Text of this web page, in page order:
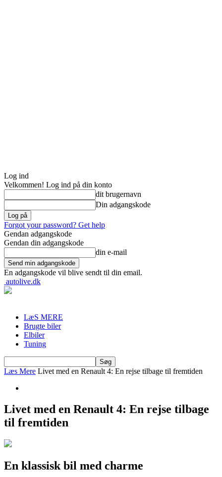
Log ind
Velkommen! Log ind på din konto
dit brugernavn
Din adgangskode
Forgot your password? Get help
Gendan adgangskode
Gendan din adgangskode
din e-mail
En adgangskode vil blive sendt til din email.
autolive.dk
LæS MERE
Brugte biler
Elbiler
Tuning
Læs Mere Livet med en Renault 4: En rejse tilbage til fremtiden
Livet med en Renault 4: En rejse tilbage
til fremtiden
En klassisk bil med charme